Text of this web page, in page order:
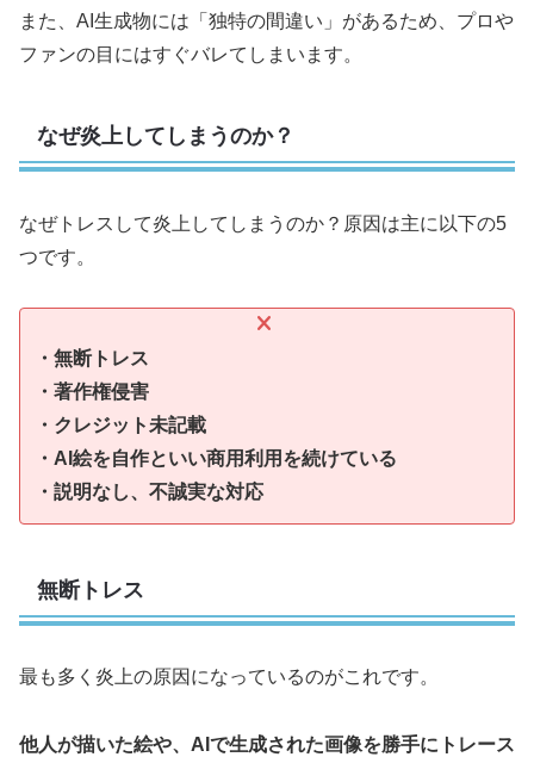
また、AI生成物には「独特の間違い」があるため、プロや
ファンの目にはすぐバレてしまいます。
なぜ炎上してしまうのか？
なぜトレスして炎上してしまうのか？原因は主に以下の5
つです。
・無断トレス
・著作権侵害
・クレジット未記載
・AI絵を自作といい商用利用を続けている
・説明なし、不誠実な対応
無断トレス
最も多く炎上の原因になっているのがこれです。
他人が描いた絵や、AIで生成された画像を勝手にトレース